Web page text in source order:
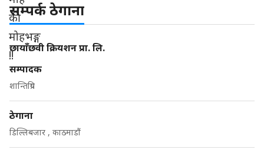
सम्पर्क ठेगाना
छायाँछवी क्रियशन प्रा. लि.
सम्पादक
शान्तिप्रिय
ठेगाना
डिल्लिबजार , काठमाडौं